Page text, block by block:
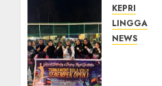
Teken
Kerja
Sama
KEPRI
LINGGA
NEWS